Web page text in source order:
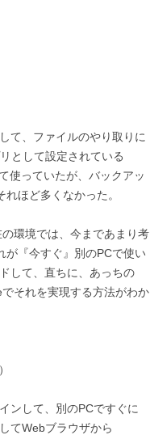
て、ファイルのやり取りに
として設定されている
使っていたが、バックアッ
ほど多くなかった。
環境では、今まであまり考
が『今すぐ』別のPCで使い
して、直ちに、あっちの
それを実現する方法がわか
ンして、別のPCですぐに
てWebブラウザから